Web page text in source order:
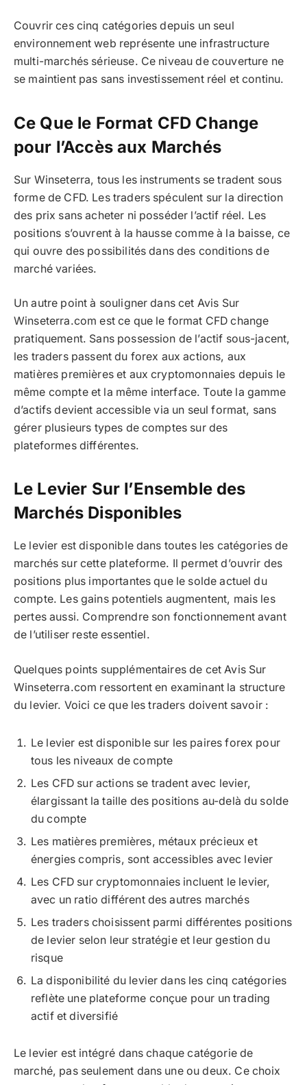
Couvrir ces cinq catégories depuis un seul
environnement web représente une infrastructure
multi-marchés sérieuse. Ce niveau de couverture ne
se maintient pas sans investissement réel et continu.
Ce Que le Format CFD Change
pour l’Accès aux Marchés
Sur Winseterra, tous les instruments se tradent sous
forme de CFD. Les traders spéculent sur la direction
des prix sans acheter ni posséder l’actif réel. Les
positions s’ouvrent à la hausse comme à la baisse, ce
qui ouvre des possibilités dans des conditions de
marché variées.
Un autre point à souligner dans cet Avis Sur
Winseterra.com est ce que le format CFD change
pratiquement. Sans possession de l’actif sous-jacent,
les traders passent du forex aux actions, aux
matières premières et aux cryptomonnaies depuis le
même compte et la même interface. Toute la gamme
d’actifs devient accessible via un seul format, sans
gérer plusieurs types de comptes sur des
plateformes différentes.
Le Levier Sur l’Ensemble des
Marchés Disponibles
Le levier est disponible dans toutes les catégories de
marchés sur cette plateforme. Il permet d’ouvrir des
positions plus importantes que le solde actuel du
compte. Les gains potentiels augmentent, mais les
pertes aussi. Comprendre son fonctionnement avant
de l’utiliser reste essentiel.
Quelques points supplémentaires de cet Avis Sur
Winseterra.com ressortent en examinant la structure
du levier. Voici ce que les traders doivent savoir :
Le levier est disponible sur les paires forex pour
tous les niveaux de compte
Les CFD sur actions se tradent avec levier,
élargissant la taille des positions au-delà du solde
du compte
Les matières premières, métaux précieux et
énergies compris, sont accessibles avec levier
Les CFD sur cryptomonnaies incluent le levier,
avec un ratio différent des autres marchés
Les traders choisissent parmi différentes positions
de levier selon leur stratégie et leur gestion du
risque
La disponibilité du levier dans les cinq catégories
reflète une plateforme conçue pour un trading
actif et diversifié
Le levier est intégré dans chaque catégorie de
marché, pas seulement dans une ou deux. Ce choix